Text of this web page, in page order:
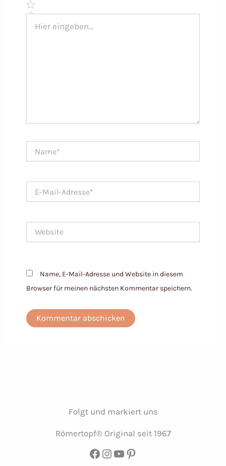
eingeben…
Mail-
Name, E-Mail-Adresse und Website in diesem
Browser für meinen nächsten Kommentar speichern.
Folgt und markiert uns
Römertopf® Original seit 1967
Facebook
Instagram
YouTube
Pinterest